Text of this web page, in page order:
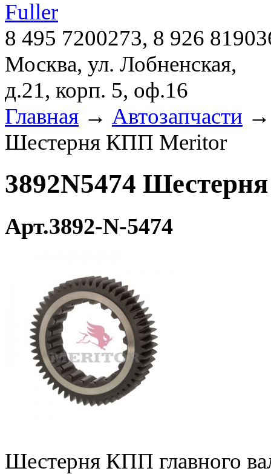
8 495 7200273, 8 926
Москва, ул. Лобненская,
д.21, корп. 5, оф.16
Главная → Автозапчасти
Шестерня КПП Meritor
3892N5474
Арт.3892-N-5474
Шестерня КПП главного